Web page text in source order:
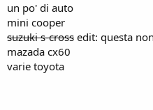
un po' di auto
mini cooper
suzuki s-cross edit: questa
mazada cx60
varie toyota